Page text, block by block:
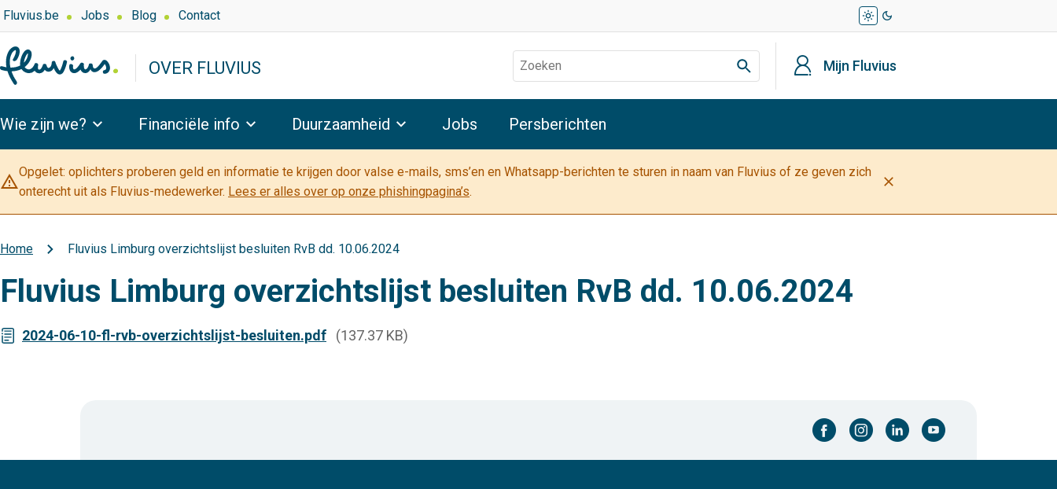
Overslaan
en
naar
de
inhoud
gaan
Top
navigation
Over
Fluvius
Fluvius.be Jobs Blog Contact light_mode dark_mode
OVER FLUVIUS
Zoeken profiel Mijn Fluvius
Wie zijn we? Financiële info Duurzaamheid Jobs Persberichten
warning_amber
Opgelet: oplichters proberen geld en informatie te krijgen door valse e-mails, sms’en en Whatsapp-berichten te sturen in naam van Fluvius of ze geven zich
onterecht uit als Fluvius-medewerker. Lees er alles over op onze phishingpagina’s.
close
Kruimelpad
Home Fluvius Limburg overzichtslijst besluiten RvB dd. 10.06.2024
Fluvius Limburg overzichtslijst besluiten RvB dd. 10.06.2024
2024-06-10-fl-rvb-overzichtslijst-besluiten.pdf (137.37 KB)
facebook-cirkel instagram-cirkel linkedin-cirkel youtube-cirkel